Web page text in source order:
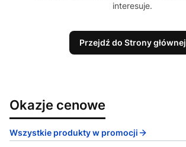
interesuje.
Przejdź do Strony głównej
Okazje cenowe
Wszystkie produkty w promocji